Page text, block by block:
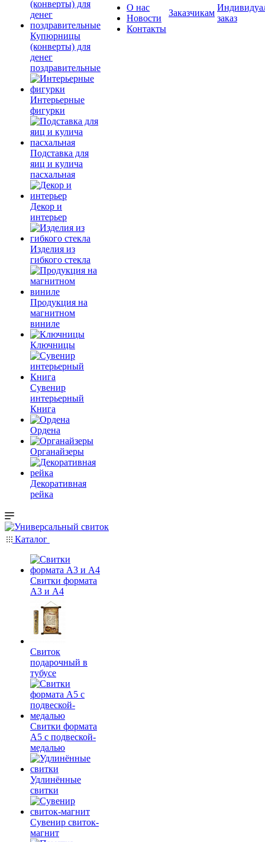
Купюрницы
(конверты) для
денег
поздравительные
Интерьерные
фигурки
Подставка для
яиц и кулича
пасхальная
Декор и
интерьер
Изделия из
гибкого стекла
Продукция на
магнитном
виниле
Ключницы
Сувенир
интерьерный
Книга
Ордена
Органайзеры
Декоративная
рейка
О нас
Новости
Контакты
Заказчикам
заказ
Каталог
Свитки формата
А3 и А4
Свиток
подарочный в
тубусе
Свитки формата
А5 с подвеской-
медалью
Удлинённые
свитки
Сувенир свиток-
магнит